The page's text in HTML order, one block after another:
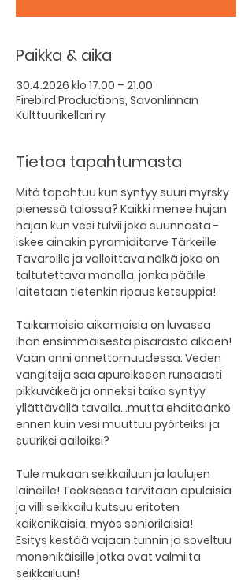
Paikka & aika
30.4.2026 klo 17.00 – 21.00
Firebird Productions, Savonlinnan
Kulttuurikellari ry
Tietoa tapahtumasta
Mitä tapahtuu kun syntyy suuri myrsky
pienessä talossa? Kaikki menee hujan
hajan kun vesi tulvii joka suunnasta -
iskee ainakin pyramiditarve Tärkeille
Tavaroille ja valloittava nälkä joka on
taltutettava monolla, jonka päälle
laitetaan tietenkin ripaus ketsuppia!
Taikamoisia aikamoisia on luvassa
ihan ensimmäisestä pisarasta alkaen!
Vaan onni onnettomuudessa: Veden
vangitsija saa apureikseen runsaasti
pikkuväkeä ja onneksi taika syntyy
yllättävällä tavalla...mutta ehditäänkö
ennen kuin vesi muuttuu pyörteiksi ja
suuriksi aalloiksi?
Tule mukaan seikkailuun ja laulujen
laineille! Teoksessa tarvitaan apulaisia
ja villi seikkailu kutsuu eritoten
kaikenikäisiä, myös seniorilaisia!
Esitys kestää vajaan tunnin ja soveltuu
monenikäisille jotka ovat valmiita
seikkailuun!